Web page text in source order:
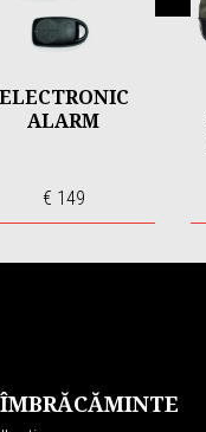
ELECTRONIC
ALARM
€ 149